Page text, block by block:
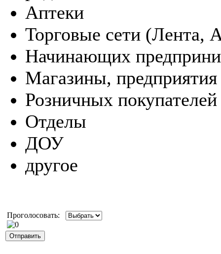
Аптеки
Торговые сети (Лента,
Начинающих
Магазины,
Розничных покупателей
Отделы
ДОУ
другое
Проголосовать: